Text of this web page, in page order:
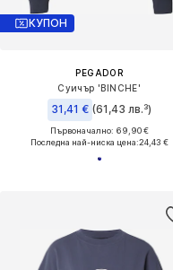
КУПОН
PEGADOR
Суичър 'BINCHE'
31,41 € (61,43 лв.³)
Първоначално: 69,90 €
Последна най-ниска цена:24,43 €